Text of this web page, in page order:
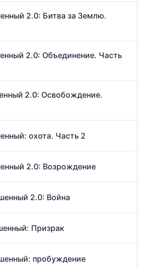
2.0: Битва за Землю.
2.0: Объединение. Часть
2.0: Освобождение.
охота. Часть 2
2.0: Возрождение
2.0: Война
Призрак
пробуждение